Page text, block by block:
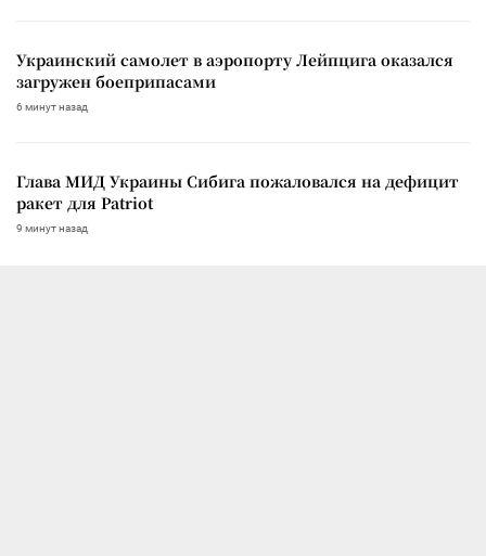
Украинский самолет в аэропорту Лейпцига оказался
загружен боеприпасами
6 минут назад
Глава МИД Украины Сибига пожаловался на дефицит
ракет для Patriot
9 минут назад